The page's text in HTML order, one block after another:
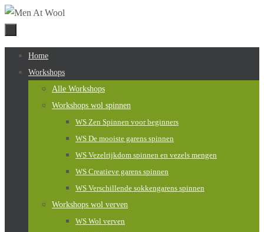
Naar
inhoud
springen
Naar
Home
Workshops
Alle Workshops
Workshops wol spinnen
WS Zen Spinnen voor beginners
WS De mooiste garens spinnen
WS Vezelrijkdom spinnen en vezels mengen
WS Creatieve garens spinnen
WS Verschillende sokkengarens spinnen
Workshops wol verven
WS Wol verven